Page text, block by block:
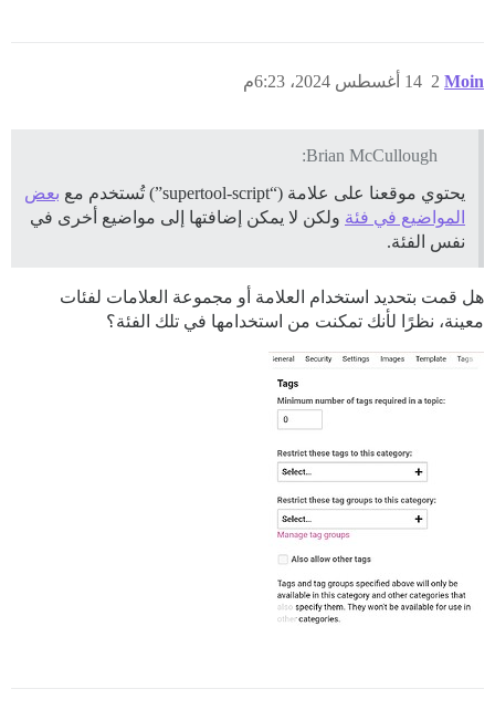
Moin 14 أغسطس 2024، 6:23م 2
Brian McCullough:
يحتوي موقعنا على علامة (“supertool-script”) تُستخدم مع
بعض
المواضيع في فئة ولكن لا يمكن إضافتها إلى مواضيع أخرى في
نفس الفئة.
هل قمت بتحديد استخدام العلامة أو مجموعة العلامات لفئات
معينة، نظرًا لأنك تمكنت من استخدامها في تلك الفئة؟